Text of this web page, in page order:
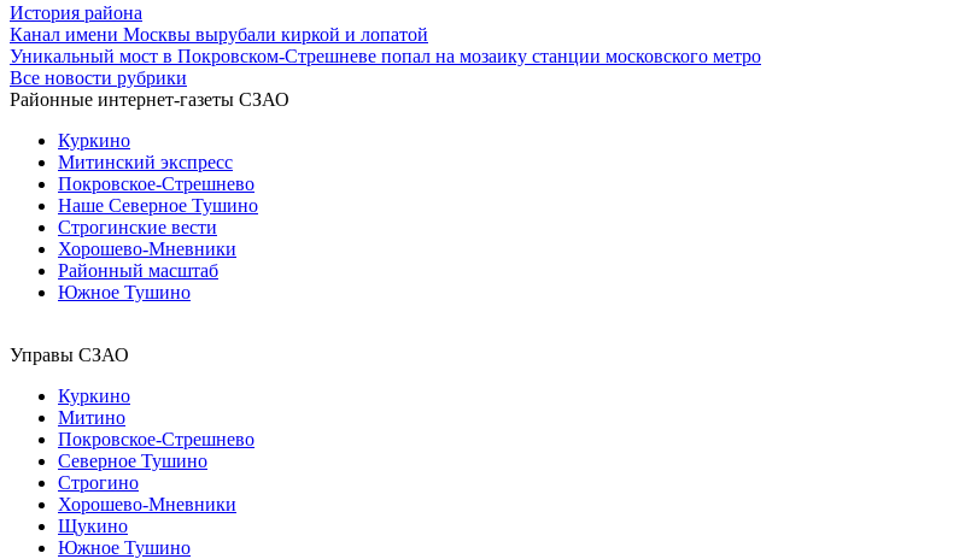
История района
Канал имени Москвы вырубали киркой и лопатой
Уникальный мост в Покровском-Стрешневе попал на мозаику станции московского метро
Все новости рубрики
Районные интернет-газеты СЗАО
Куркино
Митинский экспресс
Покровское-Стрешнево
Наше Северное Тушино
Строгинские вести
Хорошево-Мневники
Районный масштаб
Южное Тушино
Управы СЗАО
Куркино
Митино
Покровское-Стрешнево
Северное Тушино
Строгино
Хорошево-Мневники
Щукино
Южное Тушино